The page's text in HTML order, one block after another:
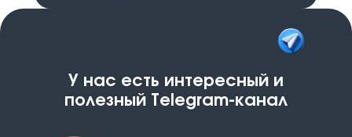
У нас есть интересный и
полезный Telegram-канал